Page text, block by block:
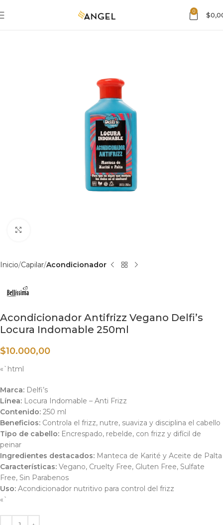
0 $
Inicio Capilar Acondicionador
Acondicionador Antifrizz Vegano Delfi’s
Locura Indomable 250ml
$10.000,00
«`html
Marca: Delfi’s
Línea: Locura Indomable – Anti Frizz
Contenido: 250 ml
Beneficios: Controla el frizz, nutre, suaviza y disciplina el cabello
Tipo de cabello: Encrespado, rebelde, con frizz y difícil de
peinar
Ingredientes destacados: Manteca de Karité y Aceite de Palta
Características: Vegano, Cruelty Free, Gluten Free, Sulfate
Free, Sin Parabenos
Uso: Acondicionador nutritivo para control del frizz
«`